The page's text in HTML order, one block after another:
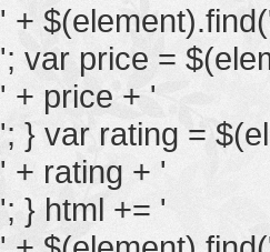
' +
'; var price =
' + price + '
'; } var rating =
' + rating + '
'; } html += '